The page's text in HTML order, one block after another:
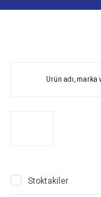
Stoktakiler